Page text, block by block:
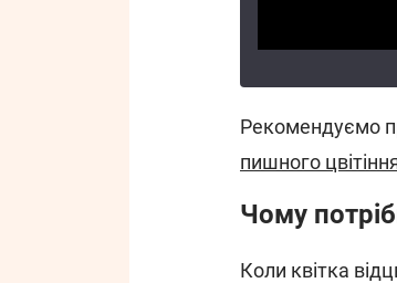
Рекомендуємо
пишного
Чому
Коли квітка